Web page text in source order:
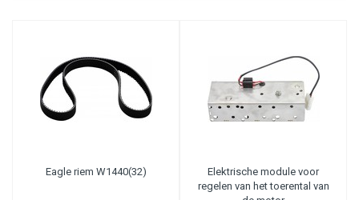
Eagle riem W1440(32)
Elektrische module voor
regelen van het toerental van